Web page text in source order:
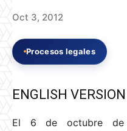
Oct 3, 2012
Procesos legales
ENGLISH VERSION
El 6 de octubre de